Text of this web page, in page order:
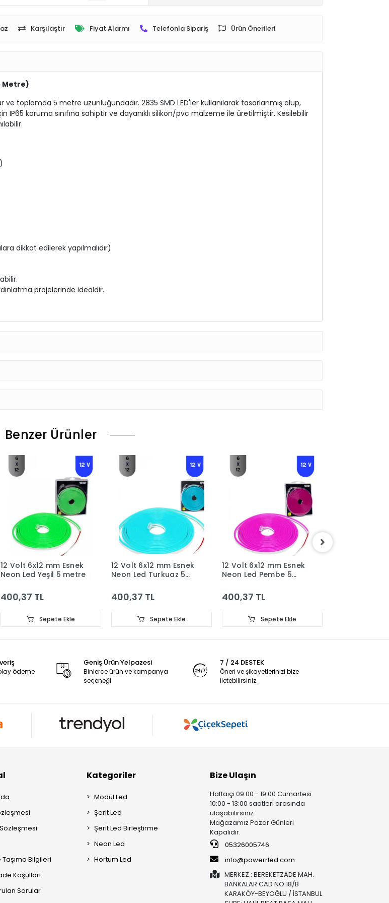
Karşılaştır Fiyat Alarmı Telefonla Sipariş Ürün Önerileri
Metre)
ve toplamda 5 metre uzunluğundadır. 2835 SMD LED'ler kullanılarak tasarlanmış olup,
IP65 koruma sınıfına sahiptir ve dayanıklı silikon/pvc malzeme ile üretilmiştir. Kesilebilir
dikkat edilerek yapılmalıdır)
projelerinde idealdir.
Benzer Ürünler
12 Volt 6x12 mm Esnek
Neon Led Yeşil 5 metre
400,37 TL
Sepete Ekle
12 Volt 6x12 mm Esnek
Neon Led Turkuaz 5
400,37 TL
Sepete Ekle
12 Volt 6x12 mm Esnek
Neon Led Pembe 5
400,37 TL
Sepete Ekle
ödeme
Geniş Ürün Yelpazesi
Binlerce ürün ve kampanya
seçeneği
7 / 24 DESTEK
Öneri ve şikayetlerinizi bize
iletebilirsiniz.
Sözleşmesi
Bilgileri
Koşulları
Sorular
Kategoriler
Modül Led
Şerit Led
Şerit Led Birleştirme
Neon Led
Hortum Led
Bize Ulaşın
Haftaiçi 09:00 - 19:00 Cumartesi
10:00 - 13:00 saatleri arasında
ulaşabilirsiniz.
Mağazamız Pazar Günleri
Kapalıdır.
05326005746
info@powerrled.com
MERKEZ : BEREKETZADE MAH.
BANKALAR CAD NO:18/B
KARAKÖY-BEYOĞLU / İSTANBUL